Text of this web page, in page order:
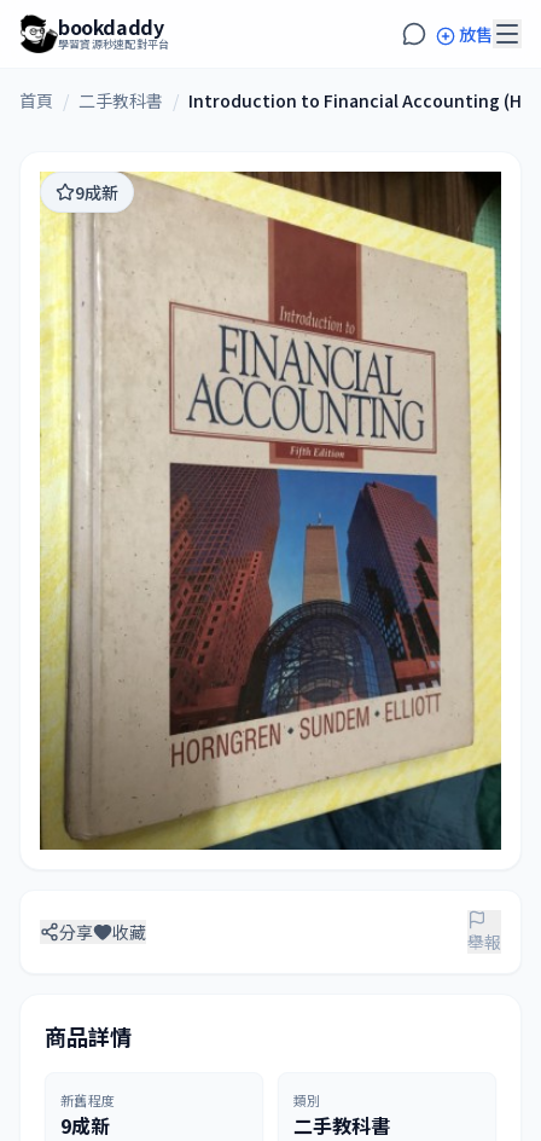
bookdaddy
學習資源秒速配對平台 放售
首頁 / 二手教科書 / Introduction to Financial Accounting
9成新
分享 收藏 舉報
商品詳情
新舊程度
9成新
類別
二手教科書